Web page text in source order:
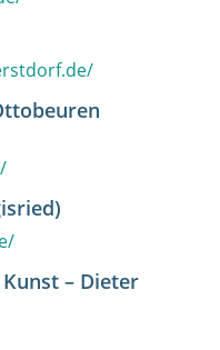
– Dieter